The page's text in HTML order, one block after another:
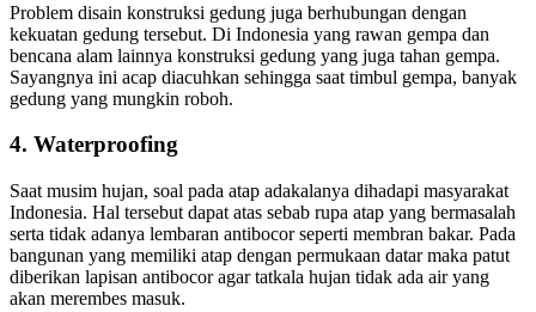
Problem disain konstruksi gedung juga berhubungan dengan
kekuatan gedung tersebut. Di Indonesia yang rawan gempa dan
bencana alam lainnya konstruksi gedung yang juga tahan gempa.
Sayangnya ini acap diacuhkan sehingga saat timbul gempa, banyak
gedung yang mungkin roboh.
4. Waterproofing
Saat musim hujan, soal pada atap adakalanya dihadapi masyarakat
Indonesia. Hal tersebut dapat atas sebab rupa atap yang bermasalah
serta tidak adanya lembaran antibocor seperti membran bakar. Pada
bangunan yang memiliki atap dengan permukaan datar maka patut
diberikan lapisan antibocor agar tatkala hujan tidak ada air yang
akan merembes masuk.